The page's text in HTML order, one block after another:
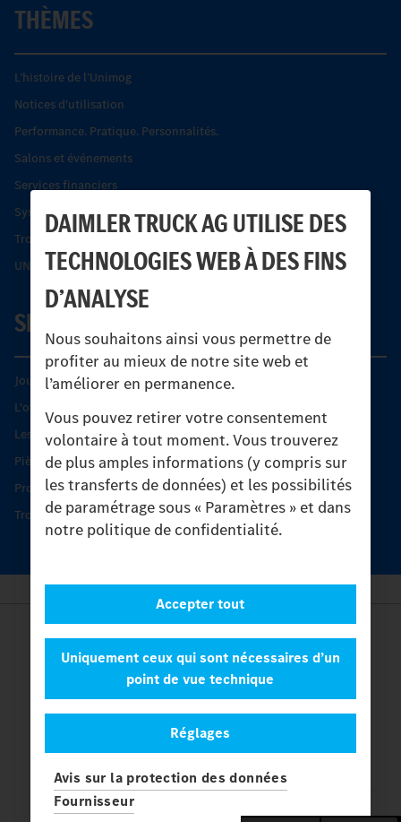
DAIMLER TRUCK AG UTILISE DES
TECHNOLOGIES WEB À DES FINS
D’ANALYSE
Nous souhaitons ainsi vous permettre de
profiter au mieux de notre site web et
l’améliorer en permanence.
Vous pouvez retirer votre consentement
volontaire à tout moment. Vous trouverez
de plus amples informations (y compris sur
les transferts de données) et les possibilités
de paramétrage sous « Paramètres » et dans
notre politique de confidentialité.
Réglages
Uniquement ceux qui sont nécessaires d’un
point de vue technique
Accepter tout
Avis sur la protection des données
Fournisseur
THÈMES
L’histoire de l’Unimog
Notices d'utilisation
Performance. Pratique. Personnalités.
Salons et événements
Services financiers
Systèmes de sécurité Econic
Trouver un partenaire
UNI-TOUCH®
SERVICE
Journées diagnostic Technique S.A.V Unimog
L'offre de services Unimog
Les produits phares
Pièces d’origine
Protection et maintien de la valeur
Trouver un partenaire
Provider
Legal Notice
Contact
Protection des données
Paramètres
© 2026 Daimler Truck AG. Tous les droits sont réservés.
Mercedes-Benz sont des marques deMercedes-Benz Group AG.